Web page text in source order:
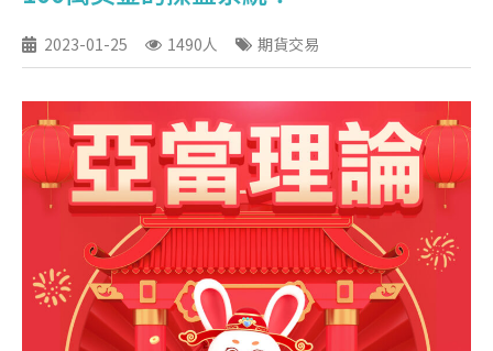
2023-01-25 1490人 期貨交易